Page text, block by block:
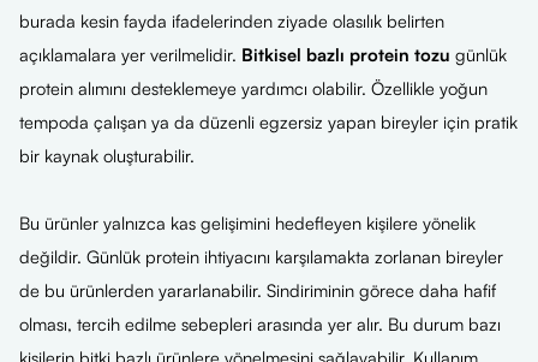
burada kesin fayda ifadelerinden ziyade olasılık belirten
açıklamalara yer verilmelidir. Bitkisel bazlı protein tozu günlük
protein alımını desteklemeye yardımcı olabilir. Özellikle yoğun
tempoda çalışan ya da düzenli egzersiz yapan bireyler için pratik
bir kaynak oluşturabilir.
Bu ürünler yalnızca kas gelişimini hedefleyen kişilere yönelik
değildir. Günlük protein ihtiyacını karşılamakta zorlanan bireyler
de bu ürünlerden yararlanabilir. Sindiriminin görece daha hafif
olması, tercih edilme sebepleri arasında yer alır. Bu durum bazı